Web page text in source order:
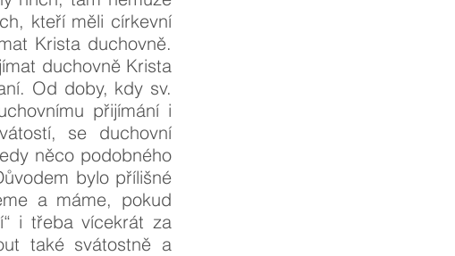
kteří měli církevní
Krista duchovně.
duchovně Krista
Od doby, kdy sv.
přijímání i
se duchovní
něco podobného
bylo přílišné
a máme, pokud
i třeba vícekrát za
také svátostně a